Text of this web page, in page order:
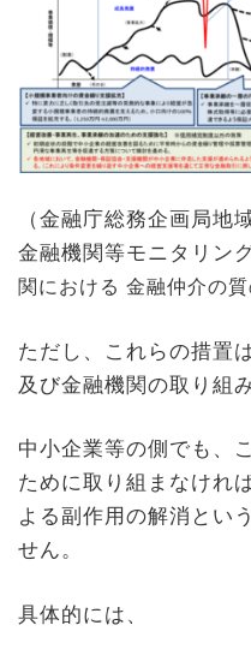
（金融庁総務企画局地
金融機関等モニタリン
関における 金融仲介の質
ただし、これらの措置
及び金融機関の取り組
中小企業等の側でも、
ために取り組まなけれ
よる副作用の解消とい
せん。
具体的には、